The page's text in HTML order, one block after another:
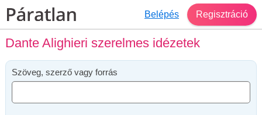
Belépés Regisztráció
Dante Alighieri szerelmes idézetek
Szöveg, szerző vagy forrás